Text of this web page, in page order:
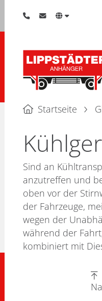
Startseite
Sind an
anzutreffen und
oben vor der
der Fahrzeuge,
wegen der
während der
kombiniert mit